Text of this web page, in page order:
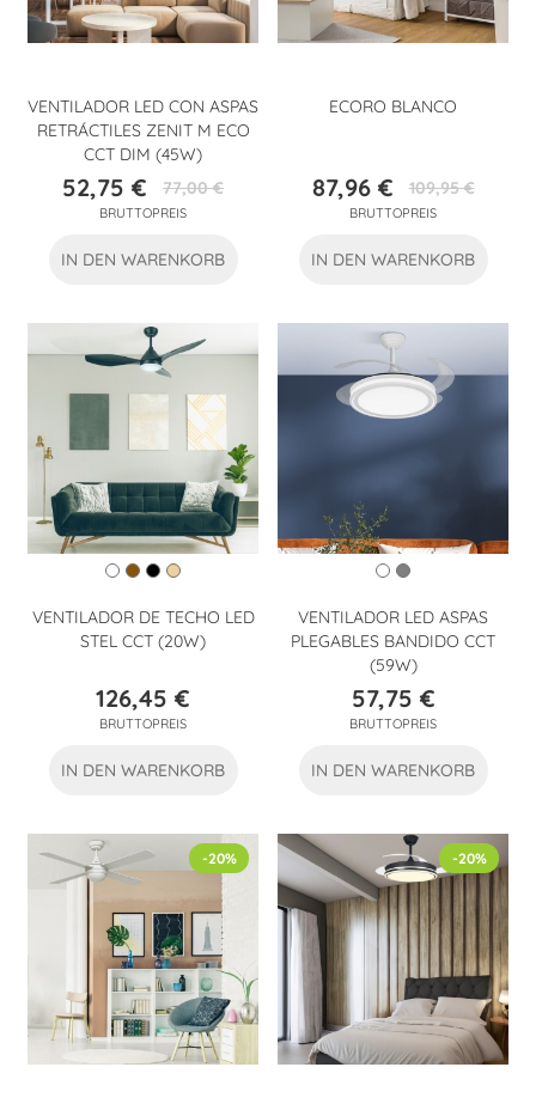
VENTILADOR LED CON ASPAS
RETRÁCTILES ZENIT M ECO
CCT DIM (45W)
Preis
52,75 €Verkaufspreis
77,00 €
BRUTTOPREIS
IN DEN WARENKORB
ECORO BLANCO
Preis
87,96 €Verkaufspreis
109,95 €
BRUTTOPREIS
IN DEN WARENKORB
VENTILADOR DE TECHO LED
STEL CCT (20W)
Preis
126,45 €
BRUTTOPREIS
IN DEN WARENKORB
VENTILADOR LED ASPAS
PLEGABLES BANDIDO CCT
(59W)
Preis
57,75 €
BRUTTOPREIS
IN DEN WARENKORB
-20% -20%